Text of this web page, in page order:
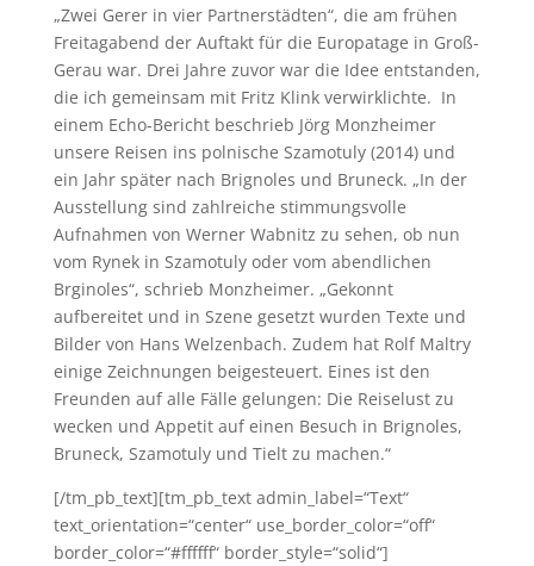
„Zwei Gerer in vier Partnerstädten“, die am frühen
Freitagabend der Auftakt für die Europatage in Groß-
Gerau war. Drei Jahre zuvor war die Idee entstanden,
die ich gemeinsam mit Fritz Klink verwirklichte. In
einem Echo-Bericht beschrieb Jörg Monzheimer
unsere Reisen ins polnische Szamotuly (2014) und
ein Jahr später nach Brignoles und Bruneck. „In der
Ausstellung sind zahlreiche stimmungsvolle
Aufnahmen von Werner Wabnitz zu sehen, ob nun
vom Rynek in Szamotuly oder vom abendlichen
Brginoles“, schrieb Monzheimer. „Gekonnt
aufbereitet und in Szene gesetzt wurden Texte und
Bilder von Hans Welzenbach. Zudem hat Rolf Maltry
einige Zeichnungen beigesteuert. Eines ist den
Freunden auf alle Fälle gelungen: Die Reiselust zu
wecken und Appetit auf einen Besuch in Brignoles,
Bruneck, Szamotuly und Tielt zu machen.“
[/tm_pb_text][tm_pb_text admin_label=“Text“
text_orientation=“center“ use_border_color=“off“
border_color=“#ffffff“ border_style=“solid“]